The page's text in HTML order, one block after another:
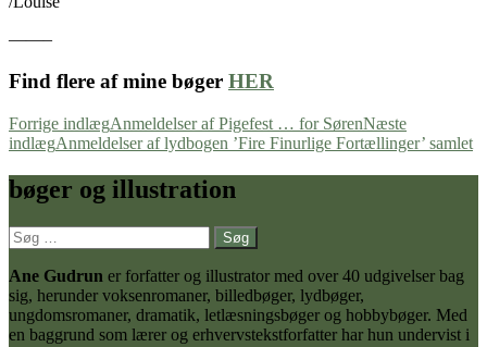
——–
Find flere af mine bøger HER
Indlægsnavigation
Forrige indlægAnmeldelser af Pigefest … for SørenNæste
indlægAnmeldelser af lydbogen ’Fire Finurlige Fortællinger’ samlet
bøger og illustration
Søg
efter:
Ane Gudrun er forfatter og illustrator med over 40 udgivelser bag
sig, herunder voksenromaner, billedbøger, lydbøger,
ungdomsromaner, dramatik, letlæsningsbøger og hobbybøger. Med
en baggrund som lærer og erhvervstekstforfatter har hun undervist i